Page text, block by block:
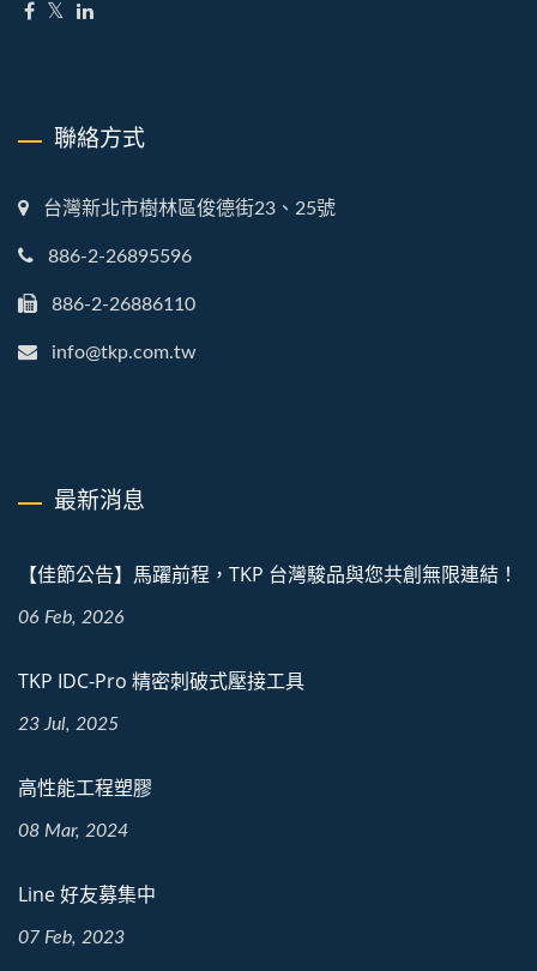
聯絡方式
台灣新北市樹林區俊德街23、25號
886-2-26895596
886-2-26886110
info@tkp.com.tw
最新消息
【佳節公告】馬躍前程，TKP 台灣駿品與您共創無限連結！
06 Feb, 2026
TKP IDC-Pro 精密刺破式壓接工具
23 Jul, 2025
高性能工程塑膠
08 Mar, 2024
Line 好友募集中
07 Feb, 2023